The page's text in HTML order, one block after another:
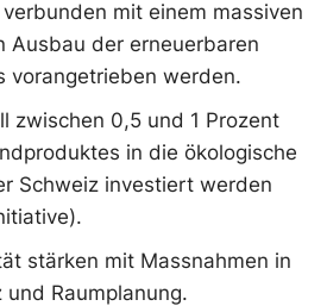
mit einem massiven
Ausbau der erneuerbaren
vorangetrieben werden.
zwischen 0,5 und 1 Prozent
in die ökologische
Schweiz investiert werden
stärken mit Massnahmen in
Raumplanung.